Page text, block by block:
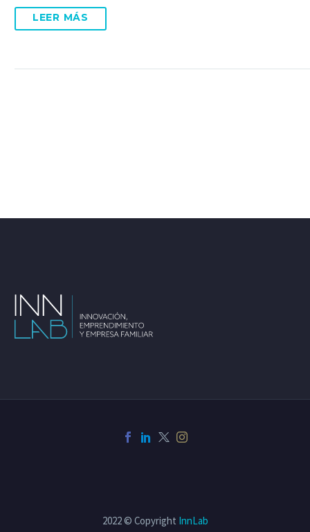
LEER MÁS
2022 © Copyright InnLab